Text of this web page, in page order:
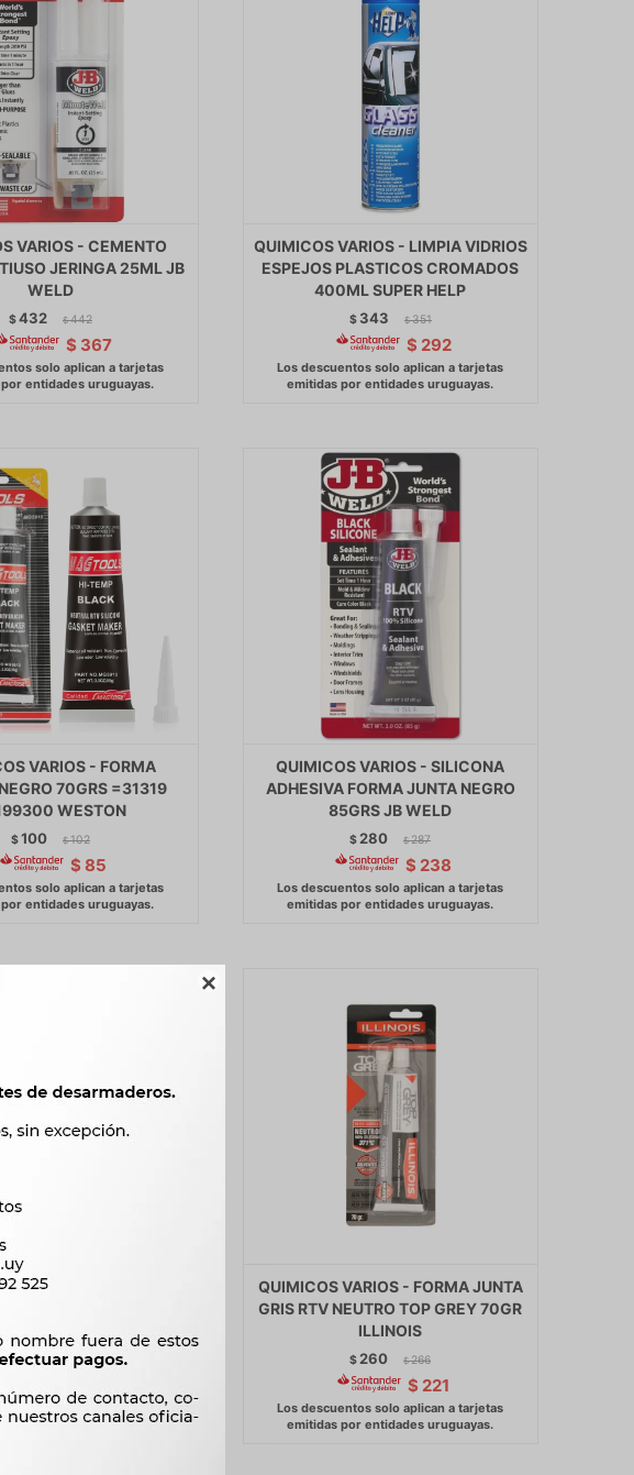

VARIOS - CEMENTO
JERINGA 25ML JB
WELD
$432 $ 442
$ 367
QUIMICOS VARIOS - LIMPIA VIDRIOS
ESPEJOS PLASTICOS CROMADOS
400ML SUPER HELP
$ 343 $ 351
$ 292
VARIOS - FORMA
70GRS =31319
WESTON
$100 $ 102
$ 85
QUIMICOS VARIOS - SILICONA
ADHESIVA FORMA JUNTA NEGRO
85GRS JB WELD
$ 280 $ 287
$ 238
VARIOS - CEMENTO
JERINGA 25ML
JB WELD
$450 $ 461
QUIMICOS VARIOS - FORMA JUNTA
GRIS RTV NEUTRO TOP GREY 70GR
ILLINOIS
$ 260 $ 266
$ 221